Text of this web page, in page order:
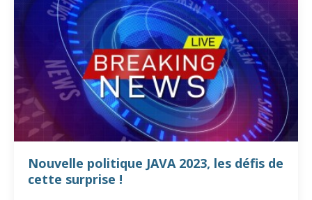
Nouvelle politique JAVA 2023, les défis de
cette surprise !